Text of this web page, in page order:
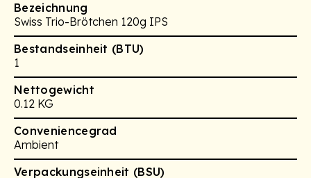
Bezeichnung
Swiss Trio-Brötchen 120g IPS
Bestandseinheit (BTU)
1
Nettogewicht
0.12 KG
Conveniencegrad
Ambient
Verpackungseinheit (BSU)